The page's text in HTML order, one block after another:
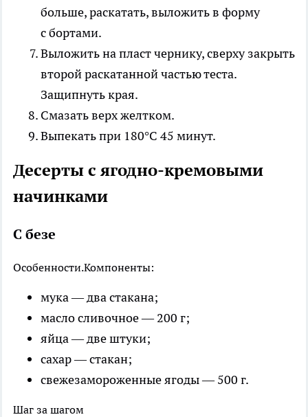
больше, раскатать, выложить в форму
с бортами.
Выложить на пласт чернику, сверху закрыть
второй раскатанной частью теста.
Защипнуть края.
Смазать верх желтком.
Выпекать при 180°С 45 минут.
Десерты с ягодно-кремовыми
начинками
С безе
Особенности.Компоненты:
мука — два стакана;
масло сливочное — 200 г;
яйца — две штуки;
сахар — стакан;
свежезамороженные ягоды — 500 г.
Шаг за шагом